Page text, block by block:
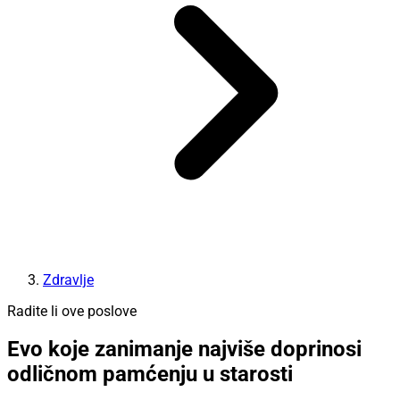
Zdravlje
Radite li ove poslove
Evo koje zanimanje najviše doprinosi
odličnom pamćenju u starosti